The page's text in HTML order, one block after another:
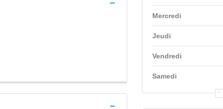
Mercredi
Jeudi
Vendredi
Samedi